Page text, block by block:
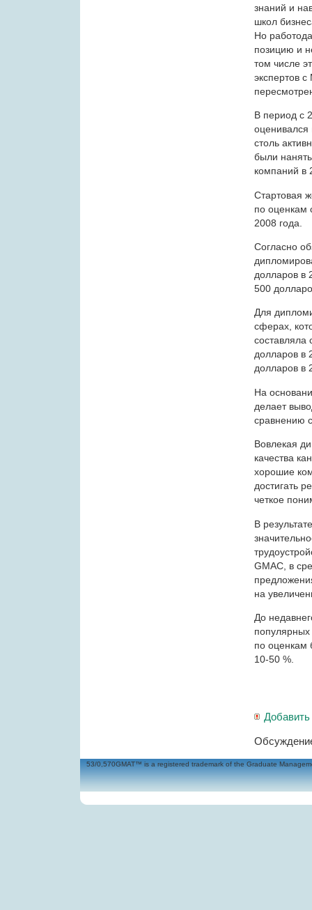
знаний и
школ
Но
позицию и
том числе
экспертов
В период с
оценивался
столь
были
компаний в
Стартовая
по оценкам
2008 года.
Согласно
долларов в
500
Для
сферах,
составляла
долларов в
долларов в
На
делает
сравнению
Вовлекая
качества
хорошие
достигать
четкое
В
GMAC, в
на
До
популярных
по оценкам
10-50 %.
53/0,570GMAT™ is a registered trademark of the Graduate